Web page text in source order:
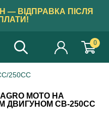
— ВІДПРАВКА ПІСЛЯ
0
250CC
MOTO НА
ДВИГУНОМ CB-250СС